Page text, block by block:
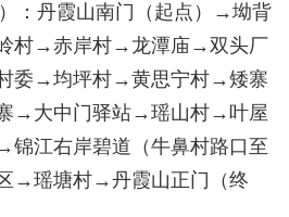
：丹霞山南门（起点）→坳背
村→赤岸村→龙潭庙→双头厂
委→均坪村→黄思宁村→矮寨
→大中门驿站→瑶山村→叶屋
江右岸碧道（牛鼻村路口至
→瑶塘村→丹霞山正门（终